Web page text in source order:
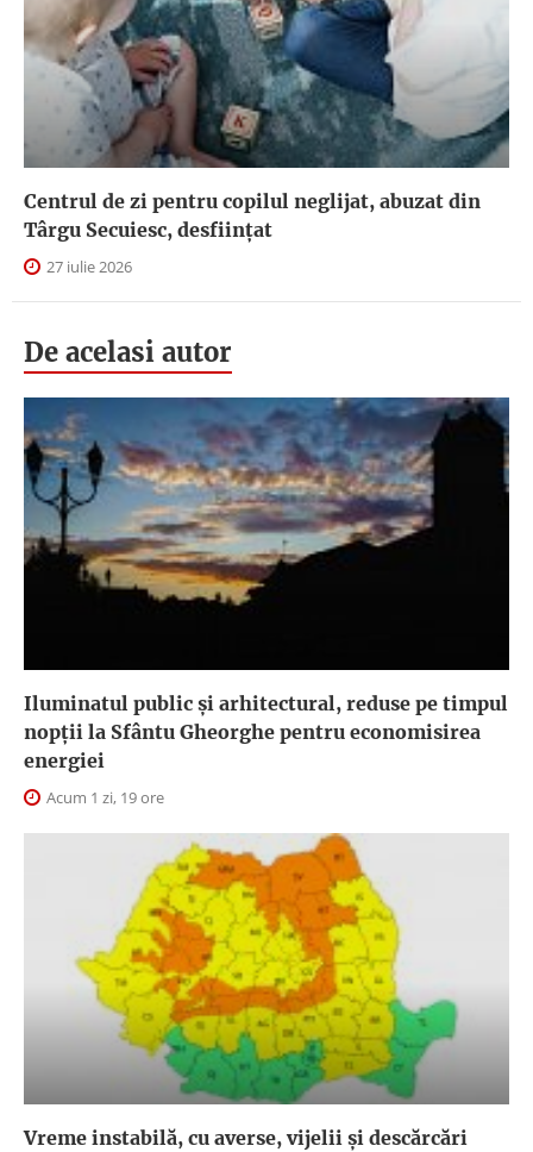
Centrul de zi pentru copilul neglijat, abuzat din
Târgu Secuiesc, desfiinţat
27 iulie 2026
De acelasi autor
Iluminatul public şi arhitectural, reduse pe timpul
nopţii la Sfântu Gheorghe pentru economisirea
energiei
Acum 1 zi, 19 ore
Vreme instabilă, cu averse, vijelii și descărcări